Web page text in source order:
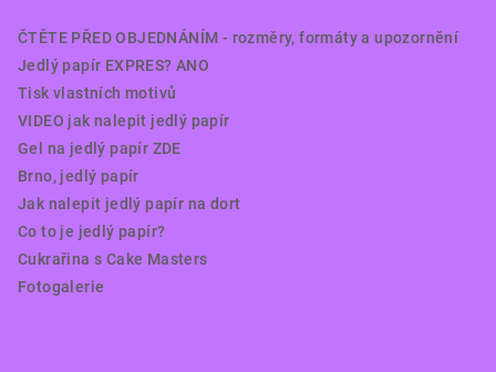
ČTĚTE PŘED OBJEDNÁNÍM - rozměry, formáty a upozornění
Jedlý papír EXPRES? ANO
Tisk vlastních motivů
VIDEO jak nalepit jedlý papír
Gel na jedlý papír ZDE
Brno, jedlý papír
Jak nalepit jedlý papír na dort
Co to je jedlý papír?
Cukrařina s Cake Masters
Fotogalerie